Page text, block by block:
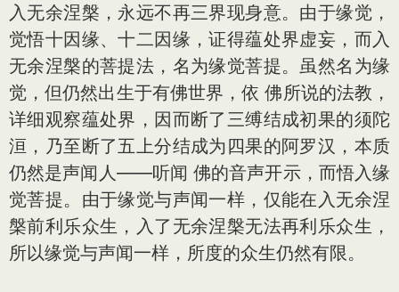
入无余涅槃，永远不再三界现身意。由于缘觉，
觉悟十因缘、十二因缘，证得蕴处界虚妄，而入
无余涅槃的菩提法，名为缘觉菩提。虽然名为缘
觉，但仍然出生于有佛世界，依 佛所说的法教，
详细观察蕴处界，因而断了三缚结成初果的须陀
洹，乃至断了五上分结成为四果的阿罗汉，本质
仍然是声闻人——听闻 佛的音声开示，而悟入缘
觉菩提。由于缘觉与声闻一样，仅能在入无余涅
槃前利乐众生，入了无余涅槃无法再利乐众生，
所以缘觉与声闻一样，所度的众生仍然有限。